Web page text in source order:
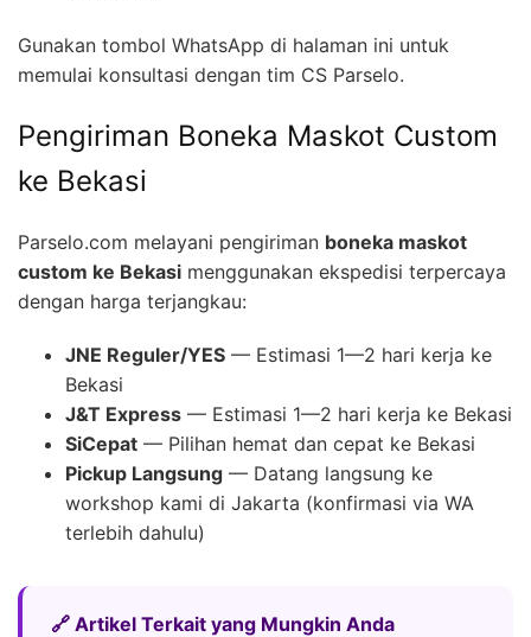
Gunakan tombol WhatsApp di halaman ini untuk
memulai konsultasi dengan tim CS Parselo.
Pengiriman Boneka Maskot Custom
ke Bekasi
Parselo.com melayani pengiriman boneka maskot
custom ke Bekasi menggunakan ekspedisi terpercaya
dengan harga terjangkau:
JNE Reguler/YES — Estimasi 1—2 hari kerja ke
Bekasi
J&T Express — Estimasi 1—2 hari kerja ke Bekasi
SiCepat — Pilihan hemat dan cepat ke Bekasi
Pickup Langsung — Datang langsung ke
workshop kami di Jakarta (konfirmasi via WA
terlebih dahulu)
🔗 Artikel Terkait yang Mungkin Anda